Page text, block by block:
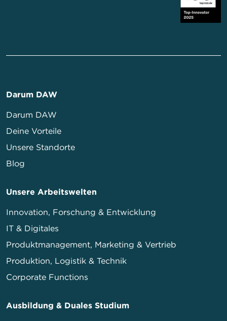
Darum DAW
Darum DAW
Deine Vorteile
Unsere Standorte
Blog
Unsere Arbeitswelten
Innovation, Forschung & Entwicklung
IT & Digitales
Produktmanagement, Marketing & Vertrieb
Produktion, Logistik & Technik
Corporate Functions
Ausbildung & Duales Studium